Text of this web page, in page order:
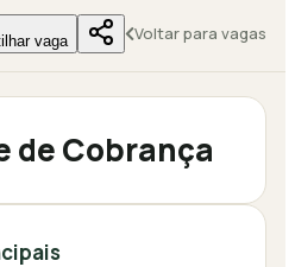
vaga Voltar para vagas
de Cobrança